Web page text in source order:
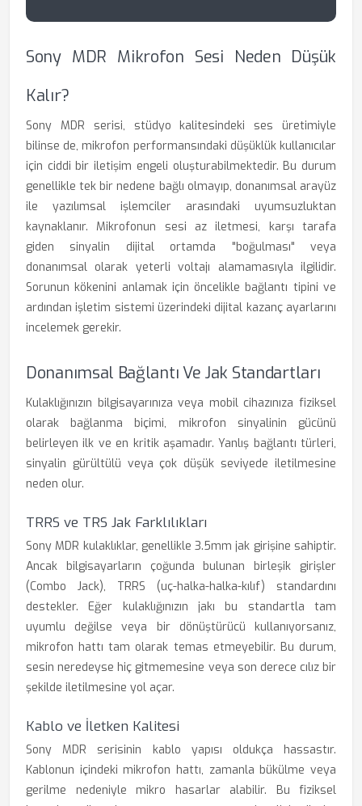
Sony MDR Mikrofon Sesi Neden Düşük
Kalır?
Sony MDR serisi, stüdyo kalitesindeki ses üretimiyle
bilinse de, mikrofon performansındaki düşüklük kullanıcılar
için ciddi bir iletişim engeli oluşturabilmektedir. Bu durum
genellikle tek bir nedene bağlı olmayıp, donanımsal arayüz
ile yazılımsal işlemciler arasındaki uyumsuzluktan
kaynaklanır. Mikrofonun sesi az iletmesi, karşı tarafa
giden sinyalin dijital ortamda "boğulması" veya
donanımsal olarak yeterli voltajı alamamasıyla ilgilidir.
Sorunun kökenini anlamak için öncelikle bağlantı tipini ve
ardından işletim sistemi üzerindeki dijital kazanç ayarlarını
incelemek gerekir.
Donanımsal Bağlantı Ve Jak Standartları
Kulaklığınızın bilgisayarınıza veya mobil cihazınıza fiziksel
olarak bağlanma biçimi, mikrofon sinyalinin gücünü
belirleyen ilk ve en kritik aşamadır. Yanlış bağlantı türleri,
sinyalin gürültülü veya çok düşük seviyede iletilmesine
neden olur.
TRRS ve TRS Jak Farklılıkları
Sony MDR kulaklıklar, genellikle 3.5mm jak girişine sahiptir.
Ancak bilgisayarların çoğunda bulunan birleşik girişler
(Combo Jack), TRRS (uç-halka-halka-kılıf) standardını
destekler. Eğer kulaklığınızın jakı bu standartla tam
uyumlu değilse veya bir dönüştürücü kullanıyorsanız,
mikrofon hattı tam olarak temas etmeyebilir. Bu durum,
sesin neredeyse hiç gitmemesine veya son derece cılız bir
şekilde iletilmesine yol açar.
Kablo ve İletken Kalitesi
Sony MDR serisinin kablo yapısı oldukça hassastır.
Kablonun içindeki mikrofon hattı, zamanla bükülme veya
gerilme nedeniyle mikro hasarlar alabilir. Bu fiziksel